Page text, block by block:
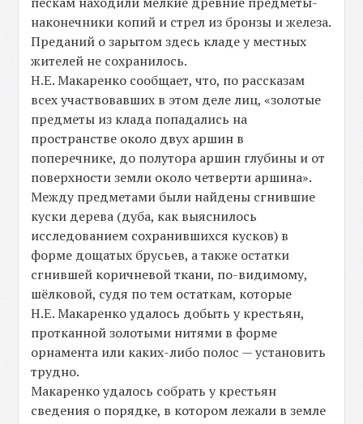
наконечники копий и стрел из бронзы и железа.
Преданий о зарытом здесь кладе у местных
жителей не сохранилось.
Η.Ε. Макаренко сообщает, что, по рассказам
всех участвовавших в этом деле лиц, «золотые
предметы из клада попадались на
пространстве около двух аршин в
поперечнике, до полутора аршин глубины и от
поверхности земли около четверти аршина».
Между предметами были найдены сгнившие
куски дерева (дуба, как выяснилось
исследованием сохранившихся кусков) в
форме дощатых брусьев, а также остатки
сгнившей коричневой ткани, по-видимому,
шёлковой, судя по тем остаткам, которые
Η.Ε. Макаренко удалось добыть у крестьян,
протканной золотыми нитями в форме
орнамента или каких-либо полос — установить
трудно.
Макаренко удалось собрать у крестьян
сведения о порядке, в котором лежали в земле